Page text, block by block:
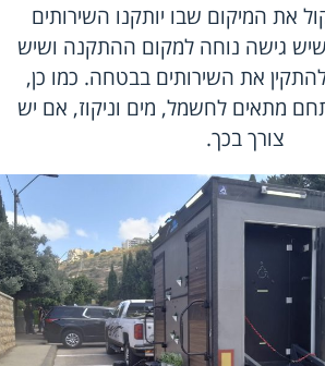
את המיקום שבו יותקנו השירותים
שיש גישה נוחה למקום ההתקנה ושיש
את השירותים בבטחה. כמו כן,
מתאים לחשמל, מים וניקוז, אם יש
צורך בכך.